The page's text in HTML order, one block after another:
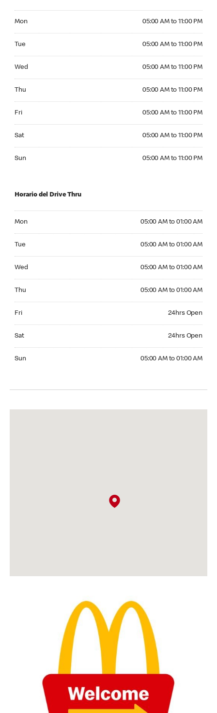
Mon 05:00 AM to 11:00 PM
Tue 05:00 AM to 11:00 PM
Wed 05:00 AM to 11:00 PM
Thu 05:00 AM to 11:00 PM
Fri 05:00 AM to 11:00 PM
Sat 05:00 AM to 11:00 PM
Sun 05:00 AM to 11:00 PM
Horario del Drive Thru
Mon 05:00 AM to 01:00 AM
Tue 05:00 AM to 01:00 AM
Wed 05:00 AM to 01:00 AM
Thu 05:00 AM to 01:00 AM
Fri 24hrs Open
Sat 24hrs Open
Sun 05:00 AM to 01:00 AM